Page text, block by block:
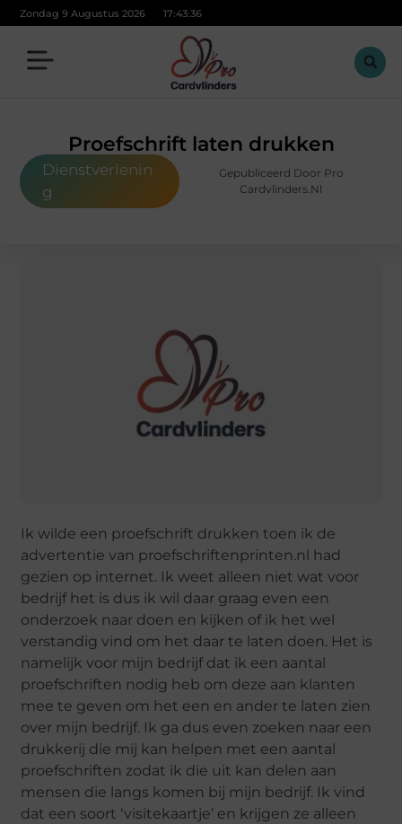
Zondag 9 Augustus 2026 17:43:37
Proefschrift laten drukken
Dienstverlenin
g
Gepubliceerd Door Pro
Cardvlinders.nl
Ik wilde een proefschrift drukken toen ik de
advertentie van proefschriftenprinten.nl had
gezien op internet. Ik weet alleen niet wat voor
bedrijf het is dus ik wil daar graag even een
onderzoek naar doen en kijken of ik het wel
verstandig vind om het daar te laten doen. Het is
namelijk voor mijn bedrijf dat ik een aantal
proefschriften nodig heb om deze aan klanten
mee te geven om het een en ander te laten zien
over mijn bedrijf. Ik ga dus even zoeken naar een
drukkerij die mij kan helpen met een aantal
proefschriften zodat ik die uit kan delen aan
mensen die langs komen bij mijn bedrijf. Ik vind
dat een soort ‘visitekaartje’ en krijgen ze alleen